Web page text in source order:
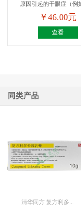
原因引起的干眼症（例
￥46.00元
查看
同类产品
清华同方 复方利多...